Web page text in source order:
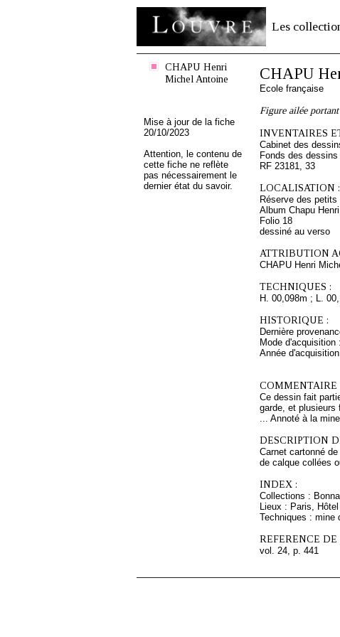
Les
CHAPU Henri
Michel Antoine
Mise à jour de la fiche
20/10/2023
Attention, le contenu de
cette fiche ne reflète
pas nécessairement le
dernier état du savoir.
CHAPU
Ecole française
Figure ailée
INVENTAIRES
Cabinet des
Fonds des
RF 23181, 33
LOCALISATION :
Réserve des petits
Album Chapu
Folio 18
dessiné au verso
ATTRIBUTION
CHAPU Henri
TECHNIQUES :
H. 00,098m ; L.
HISTORIQUE :
Dernière
Mode d'acquisition
Année
COMMENTAIRE
Ce dessin fait
garde, et plusieurs
... Annoté à la
DESCRIPTION
Carnet cartonné
de calque collées
INDEX :
Collections :
Lieux : Paris,
Techniques : mine
REFERENCE
vol. 24, p. 441